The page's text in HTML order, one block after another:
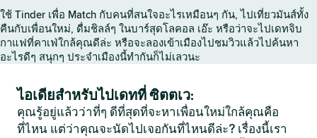
ใช้ Tinder เพื่อ Match กับคนที่สนใจอะไรเหมือนๆ กัน, ไปเที่ยวมันส์ทั้ง
คืนกับเพื่อนใหม่, ดื่มชิลล์ๆ ในบาร์สุดโลคอล เอ๊ะ หรือว่าจะไปเดทจิบ
กาแฟที่คาเฟ่ใกล้คุณดีล่ะ หรือจะลองเข้าเมืองไปชมวิวแล้วไปค้นหา
อะไรดีๆ สนุกๆ ประจำเมืองนี้ทำกันก็ไม่เลวนะ
ไอเดียสำหรับไปเดทที่ ซิตตเว:
คุณรู้อยู่แล้วว่าที่ๆ ดีที่สุดที่จะหาเพื่อนใหม่ใกล้คุณคือ
ที่ไหน แต่ว่าคุณจะนัดไปเจอกันที่ไหนดีล่ะ? เรื่องนี้เรา